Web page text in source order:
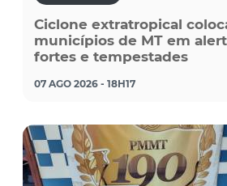
Ciclone extratropical
municípios de MT em
fortes e tempestades
07 AGO 2026 - 18H17